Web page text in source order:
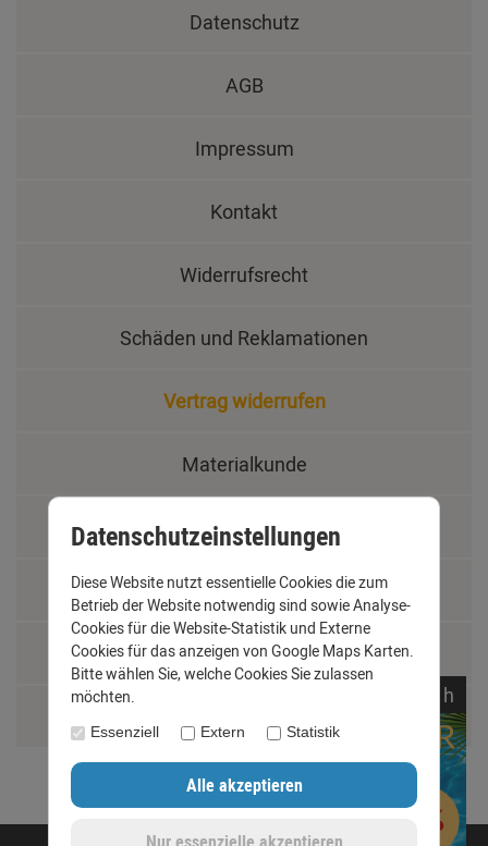
Datenschutz
AGB
Impressum
Kontakt
Widerrufsrecht
Schäden und Reklamationen
Vertrag widerrufen
Materialkunde
Fachbegriffe
Jobs
Montage und Installationshilfen
h
Datenschutzeinstellungen
Diese Website nutzt essentielle Cookies die zum
Betrieb der Website notwendig sind sowie Analyse-
Cookies für die Website-Statistik und Externe
Cookies für das anzeigen von Google Maps Karten.
Bitte wählen Sie, welche Cookies Sie zulassen
möchten.
Essenziell Extern Statistik